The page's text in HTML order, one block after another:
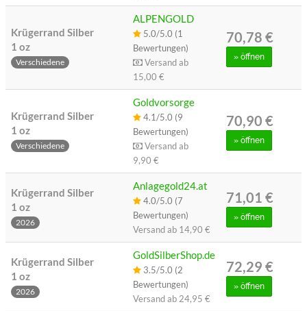
Krügerrand Silber
1 oz
Verschiedene
ALPENGOLD
5.0/5.0 (1
Bewertungen)
Versand ab
15,00 €
70,78 €
» öffnen
Krügerrand Silber
1 oz
Verschiedene
Goldvorsorge
4.1/5.0 (9
Bewertungen)
Versand ab
9,90 €
70,90 €
» öffnen
Krügerrand Silber
1 oz
2026
Anlagegold24.at
4.0/5.0 (7
Bewertungen)
Versand ab 14,90 €
71,01 €
» öffnen
Krügerrand Silber
1 oz
2026
GoldSilberShop.de
3.5/5.0 (2
Bewertungen)
Versand ab 24,95 €
72,29 €
» öffnen